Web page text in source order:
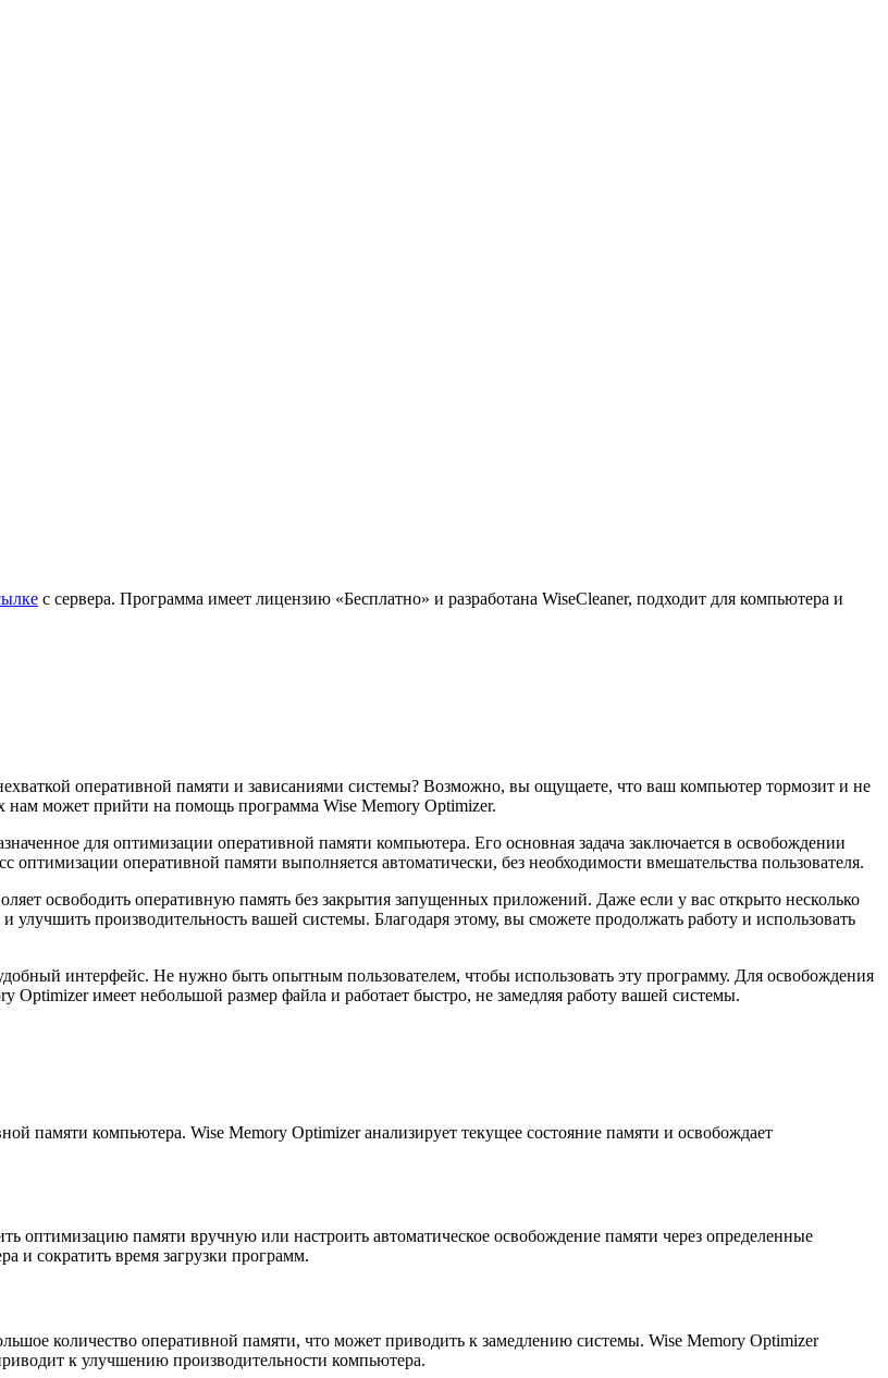
с сервера. Программа имеет лицензию «Бесплатно» и разработана WiseCleaner, подходит для компьютера и
оперативной памяти и зависаниями системы? Возможно, вы ощущаете, что ваш компьютер тормозит и не
нам может прийти на помощь программа Wise Memory Optimizer.
для оптимизации оперативной памяти компьютера. Его основная задача заключается в освобождении
оперативной памяти выполняется автоматически, без необходимости вмешательства пользователя.
освободить оперативную память без закрытия запущенных приложений. Даже если у вас открыто несколько
производительность вашей системы. Благодаря этому, вы сможете продолжать работу и использовать
интерфейс. Не нужно быть опытным пользователем, чтобы использовать эту программу. Для освобождения
имеет небольшой размер файла и работает быстро, не замедляя работу вашей системы.
памяти компьютера. Wise Memory Optimizer анализирует текущее состояние памяти и освобождает
оптимизацию памяти вручную или настроить автоматическое освобождение памяти через определенные
и сократить время загрузки программ.
количество оперативной памяти, что может приводить к замедлению системы. Wise Memory Optimizer
к улучшению производительности компьютера.